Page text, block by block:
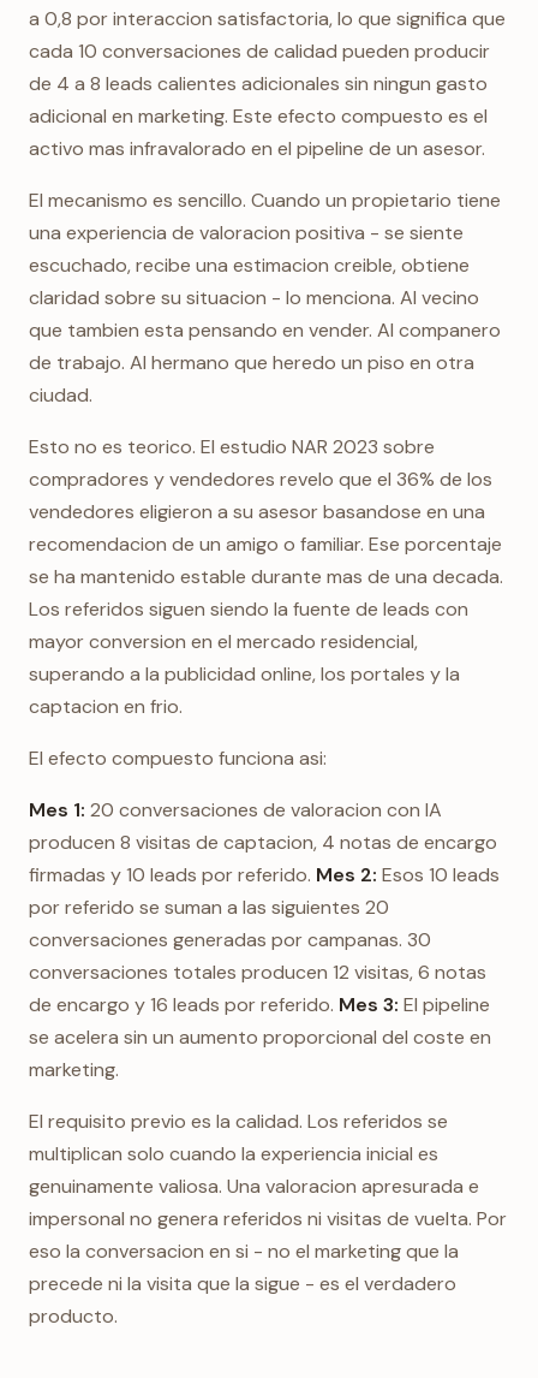
a 0,8 por interaccion satisfactoria, lo que significa que
cada 10 conversaciones de calidad pueden producir
de 4 a 8 leads calientes adicionales sin ningun gasto
adicional en marketing. Este efecto compuesto es el
activo mas infravalorado en el pipeline de un asesor.
El mecanismo es sencillo. Cuando un propietario tiene
una experiencia de valoracion positiva - se siente
escuchado, recibe una estimacion creible, obtiene
claridad sobre su situacion - lo menciona. Al vecino
que tambien esta pensando en vender. Al companero
de trabajo. Al hermano que heredo un piso en otra
ciudad.
Esto no es teorico. El estudio NAR 2023 sobre
compradores y vendedores revelo que el 36% de los
vendedores eligieron a su asesor basandose en una
recomendacion de un amigo o familiar. Ese porcentaje
se ha mantenido estable durante mas de una decada.
Los referidos siguen siendo la fuente de leads con
mayor conversion en el mercado residencial,
superando a la publicidad online, los portales y la
captacion en frio.
El efecto compuesto funciona asi:
Mes 1: 20 conversaciones de valoracion con IA
producen 8 visitas de captacion, 4 notas de encargo
firmadas y 10 leads por referido. Mes 2: Esos 10 leads
por referido se suman a las siguientes 20
conversaciones generadas por campanas. 30
conversaciones totales producen 12 visitas, 6 notas
de encargo y 16 leads por referido. Mes 3: El pipeline
se acelera sin un aumento proporcional del coste en
marketing.
El requisito previo es la calidad. Los referidos se
multiplican solo cuando la experiencia inicial es
genuinamente valiosa. Una valoracion apresurada e
impersonal no genera referidos ni visitas de vuelta. Por
eso la conversacion en si - no el marketing que la
precede ni la visita que la sigue - es el verdadero
producto.